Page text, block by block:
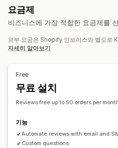
리뷰 요약
이메일 요청 SMS 요청 양식 가져
요금제
비즈니스에 가장 적합한 요금제를
외부 요금은 Shopify 인보이스와 별도로
자세히 알아보기
Free
무료 설치
Reviews free up to 50 orders per
기능
Automate reviews with email and
Custom questions